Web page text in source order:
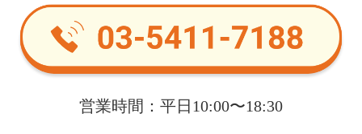
営業時間：平日10:00〜18:30